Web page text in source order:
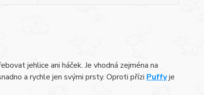
jehlice ani háček. Je vhodná zejména na
a rychle jen svými prsty. Oproti přízi Puffyje